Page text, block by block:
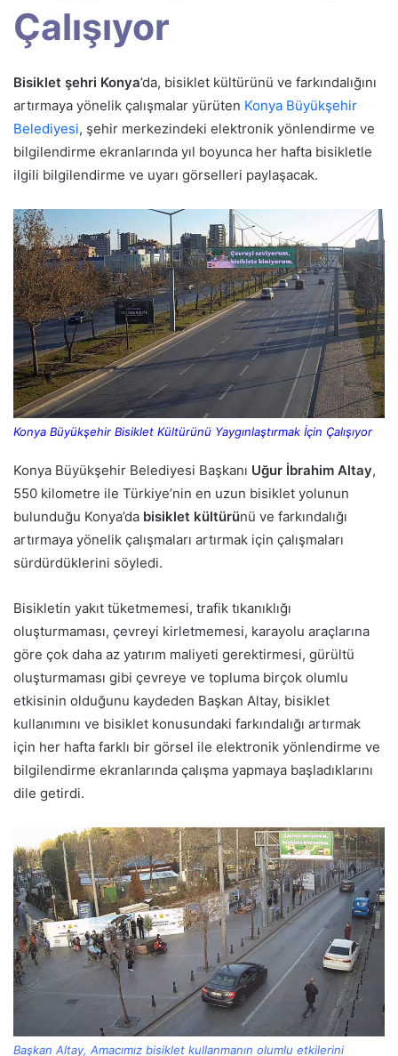
Çalışıyor
Bisiklet şehri Konya’da, bisiklet kültürünü ve farkındalığını
artırmaya yönelik çalışmalar yürüten Konya Büyükşehir
Belediyesi, şehir merkezindeki elektronik yönlendirme ve
bilgilendirme ekranlarında yıl boyunca her hafta bisikletle
ilgili bilgilendirme ve uyarı görselleri paylaşacak.
Konya Büyükşehir Bisiklet Kültürünü Yaygınlaştırmak İçin Çalışıyor
Konya Büyükşehir Belediyesi Başkanı Uğur İbrahim Altay,
550 kilometre ile Türkiye’nin en uzun bisiklet yolunun
bulunduğu Konya’da bisiklet kültürünü ve farkındalığı
artırmaya yönelik çalışmaları artırmak için çalışmaları
sürdürdüklerini söyledi.
Bisikletin yakıt tüketmemesi, trafik tıkanıklığı
oluşturmaması, çevreyi kirletmemesi, karayolu araçlarına
göre çok daha az yatırım maliyeti gerektirmesi, gürültü
oluşturmaması gibi çevreye ve topluma birçok olumlu
etkisinin olduğunu kaydeden Başkan Altay, bisiklet
kullanımını ve bisiklet konusundaki farkındalığı artırmak
için her hafta farklı bir görsel ile elektronik yönlendirme ve
bilgilendirme ekranlarında çalışma yapmaya başladıklarını
dile getirdi.
Başkan Altay, Amacımız bisiklet kullanmanın olumlu etkilerini